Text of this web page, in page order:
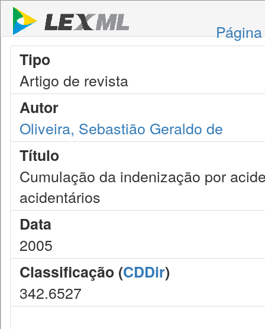
Tipo
Artigo de revista
Autor
Oliveira, Sebastião Geraldo de
Título
Cumulação da indenização por
acidentários
Data
2005
Classificação (CDDir)
342.6527